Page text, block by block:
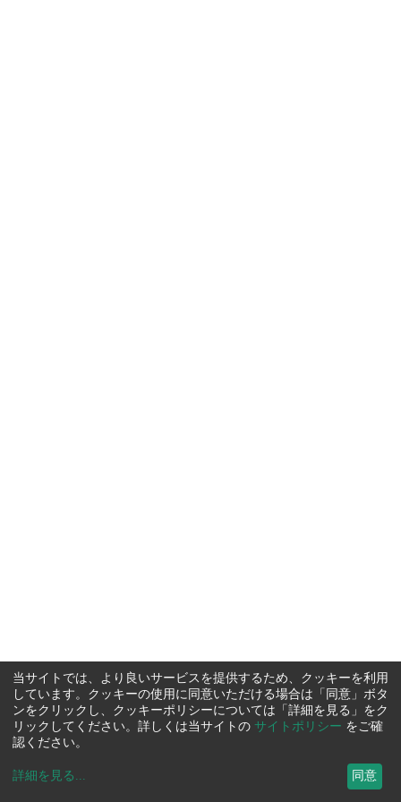
当サイトでは、より良いサービスを提供するため、クッキーを利用
しています。クッキーの使用に同意いただける場合は「同意」ボタ
ンをクリックし、クッキーポリシーについては「詳細を見る」をク
リックしてください。詳しくは当サイトの サイトポリシー をご確
認ください。
詳細を見る ... 同意